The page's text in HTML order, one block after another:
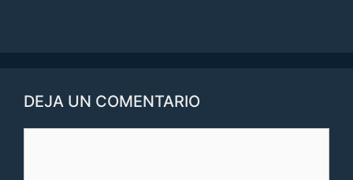
DEJA UN COMENTARIO